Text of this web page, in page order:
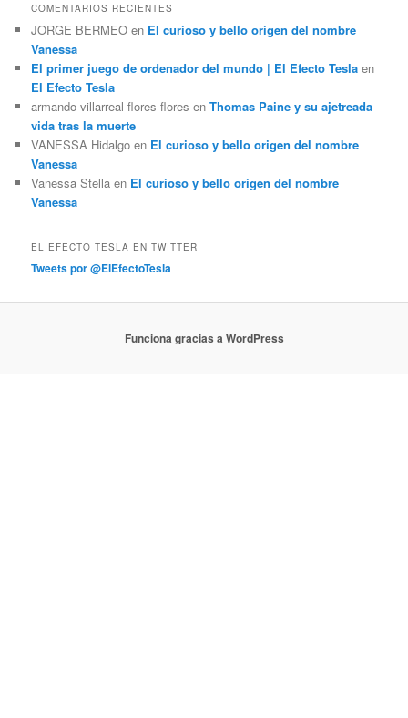
COMENTARIOS RECIENTES
JORGE BERMEO en El curioso y bello origen del nombre
Vanessa
El primer juego de ordenador del mundo | El Efecto Tesla en
El Efecto Tesla
armando villarreal flores flores enThomas Paine y su ajetreada
vida tras la muerte
VANESSA Hidalgo en El curioso y bello origen del nombre
Vanessa
Vanessa Stella en El curioso y bello origen del nombre
Vanessa
EL EFECTO TESLA EN TWITTER
Tweets por @ElEfectoTesla
Funciona gracias a WordPress